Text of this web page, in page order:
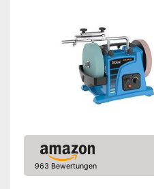
963 Bewertungen